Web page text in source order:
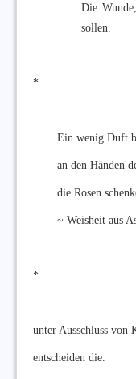
Die
sollen.
*
Ein wenig Duft
an den Händen
die Rosen
~ Weisheit aus
*
unter Ausschluss von
entscheiden die.